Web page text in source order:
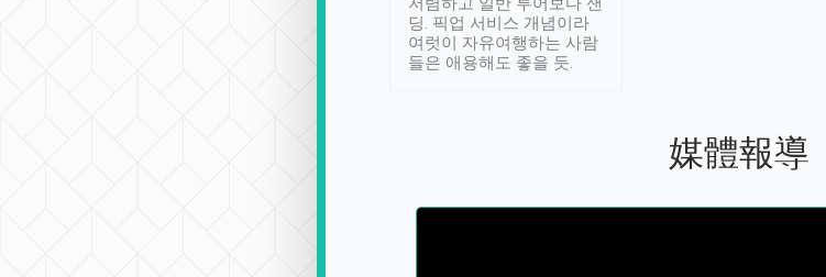
딩. 픽업 서비스 개념이라
여럿이 자유여행하는 사람
들은 애용해도 좋을 듯.
媒體報導